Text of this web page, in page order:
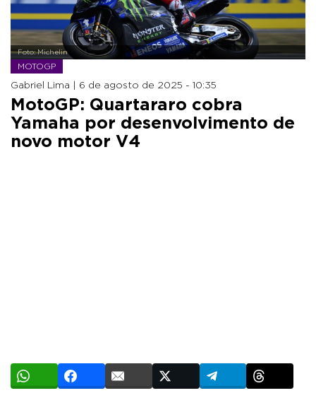
Foto: Michelin
MOTOGP
Gabriel Lima | 6 de agosto de 2025 - 10:35
MotoGP: Quartararo cobra
Yamaha por desenvolvimento de
novo motor V4